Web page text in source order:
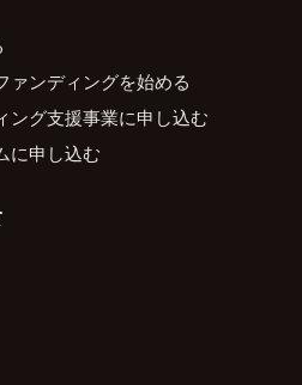
ァンディングを始める
ング支援事業に申し込む
に申し込む